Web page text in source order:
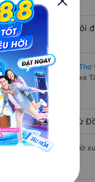
xe Giường nằm đôi
Nai Thốt Nốt - Cần Thơ
23:30 bởi 1 nhà xe: xe
đêm
Nốt - Cần Thơ từ
Nốt - Cần Thơ
có giờ